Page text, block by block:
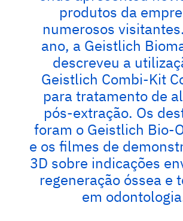
produtos da
numerosos
ano, a Geistlich
descreveu a
Geistlich Combi-Kit
para tratamento de
pós-extração. Os
foram o Geistlich Bio-
e os filmes de
3D sobre indicações
regeneração óssea e
em